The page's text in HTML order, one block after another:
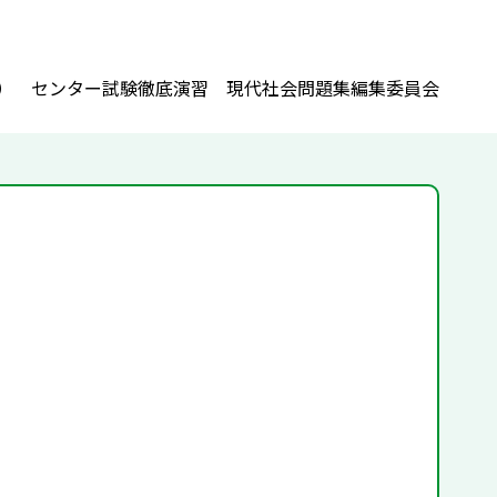
センター試験徹底演習 現代社会問題集編集委員会